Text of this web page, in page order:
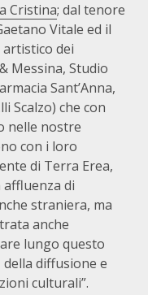
Cristina; dal tenore
Vitale ed il
dei
Messina, Studio
Sant’Anna,
Scalzo) che con
nelle nostre
con i loro
di Terra Erea,
affluenza di
straniera, ma
anche
lungo questo
diffusione e
culturali”.